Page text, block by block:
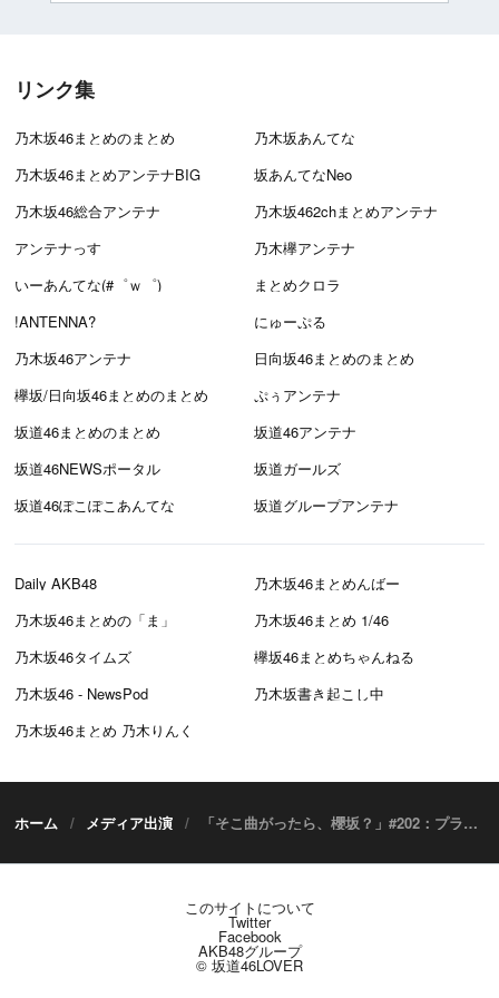
リンク集
乃木坂46まとめのまとめ
乃木坂あんてな
乃木坂46まとめアンテナBIG
坂あんてなNeo
乃木坂46総合アンテナ
乃木坂462chまとめアンテナ
アンテナっす
乃木欅アンテナ
いーあんてな(#゜ｗ゜)
まとめクロラ
!ANTENNA?
にゅーぷる
乃木坂46アンテナ
日向坂46まとめのまとめ
欅坂/日向坂46まとめのまとめ
ぷぅアンテナ
坂道46まとめのまとめ
坂道46アンテナ
坂道46NEWSポータル
坂道ガールズ
坂道46ぽこぽこあんてな
坂道グループアンテナ
Daily AKB48
乃木坂46まとめんばー
乃木坂46まとめの「ま」
乃木坂46まとめ 1/46
乃木坂46タイムズ
欅坂46まとめちゃんねる
乃木坂46 - NewsPod
乃木坂書き起こし中
乃木坂46まとめ 乃木りんく
ホーム メディア出演 「そこ曲がったら、櫻坂？」#202：プライベートおでかけダイアリー【2024.9.22 25:20〜 テレビ東京】
このサイトについて
Twitter
Facebook
AKB48グループ
© 坂道46LOVER